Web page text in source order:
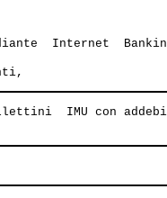
Internet
IMU con